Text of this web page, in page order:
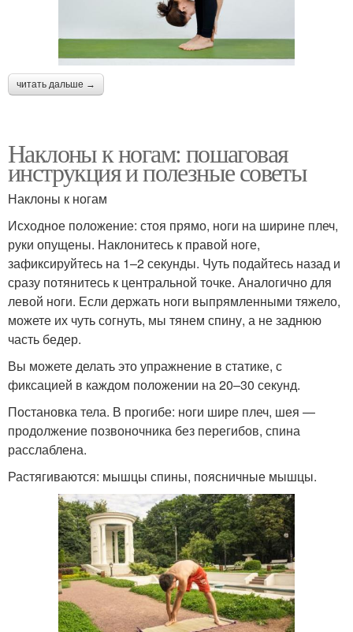
читать дальше →
Наклоны к ногам: пошаговая
инструкция и полезные советы
Наклоны к ногам
Исходное положение: стоя прямо, ноги на ширине плеч,
руки опущены. Наклонитесь к правой ноге,
зафиксируйтесь на 1–2 секунды. Чуть подайтесь назад и
сразу потянитесь к центральной точке. Аналогично для
левой ноги. Если держать ноги выпрямленными тяжело,
можете их чуть согнуть, мы тянем спину, а не заднюю
часть бедер.
Вы можете делать это упражнение в статике, с
фиксацией в каждом положении на 20–30 секунд.
Постановка тела. В прогибе: ноги шире плеч, шея —
продолжение позвоночника без перегибов, спина
расслаблена.
Растягиваются: мышцы спины, поясничные мышцы.